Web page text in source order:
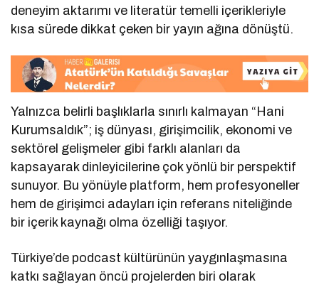
deneyim aktarımı ve literatür temelli içerikleriyle
kısa sürede dikkat çeken bir yayın ağına dönüştü.
Yalnızca belirli başlıklarla sınırlı kalmayan “Hani
Kurumsaldık”; iş dünyası, girişimcilik, ekonomi ve
sektörel gelişmeler gibi farklı alanları da
kapsayarak dinleyicilerine çok yönlü bir perspektif
sunuyor. Bu yönüyle platform, hem profesyoneller
hem de girişimci adayları için referans niteliğinde
bir içerik kaynağı olma özelliği taşıyor.
Türkiye’de podcast kültürünün yaygınlaşmasına
katkı sağlayan öncü projelerden biri olarak